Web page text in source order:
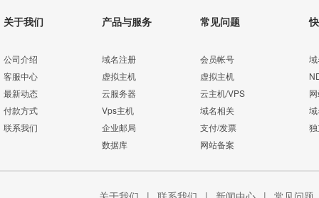
关于我们
公司介绍
客服中心
最新动态
付款方式
联系我们
产品与服务
域名注册
虚拟主机
云服务器
Vps主机
企业邮局
数据库
常见问题
会员帐号
虚拟主机
云主机/VPS
域名相关
支付/发票
网站备案